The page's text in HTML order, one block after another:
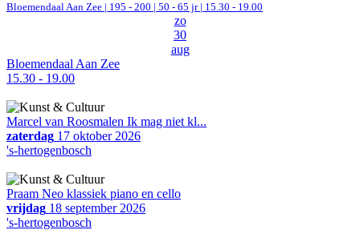
Bloemendaal Aan Zee | 195 - 200 | 50 - 65 jr | 15.30 - 19.00
zo
30
aug
Bloemendaal Aan Zee
15.30 - 19.00
Marcel van Roosmalen Ik mag niet kl...
zaterdag 17 oktober 2026
's-hertogenbosch
Praam Neo klassiek piano en cello
vrijdag 18 september 2026
's-hertogenbosch